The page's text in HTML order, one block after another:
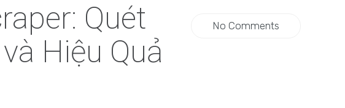
Quét
Hiệu Quả
No Comments